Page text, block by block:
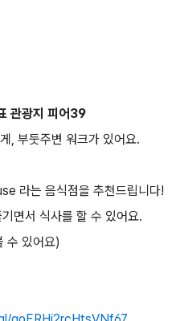
관광지 피어39
, 부둣주변 워크가 있어요.
라는 음식점을 추천드립니다!
면서 식사를 할 수 있어요.
수 있어요)